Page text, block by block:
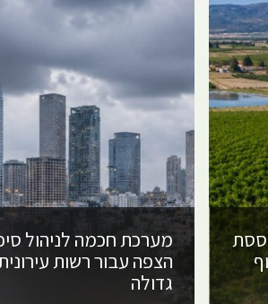
מערכת חכמה לניהול
הצפה עבור רשות
גדולה